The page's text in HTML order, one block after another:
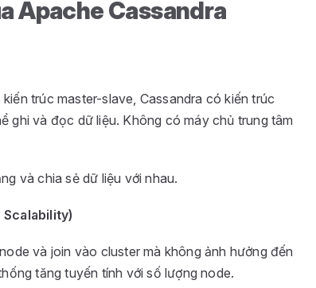
Apache Cassandra
trúc master-slave, Cassandra có kiến trúc
ghi và đọc dữ liệu. Không có máy chủ trung tâm
và chia sẻ dữ liệu với nhau.
và join vào cluster mà không ảnh hưởng đến
tăng tuyến tính với số lượng node.